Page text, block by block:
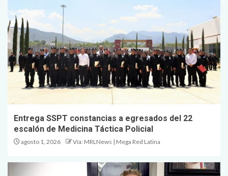
Entrega SSPT constancias a egresados del 22
escalón de Medicina Táctica Policial
agosto 1, 2026 Vía: MRLNews | Mega Red Latina